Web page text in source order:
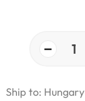
− 1
Ship to: Hungary